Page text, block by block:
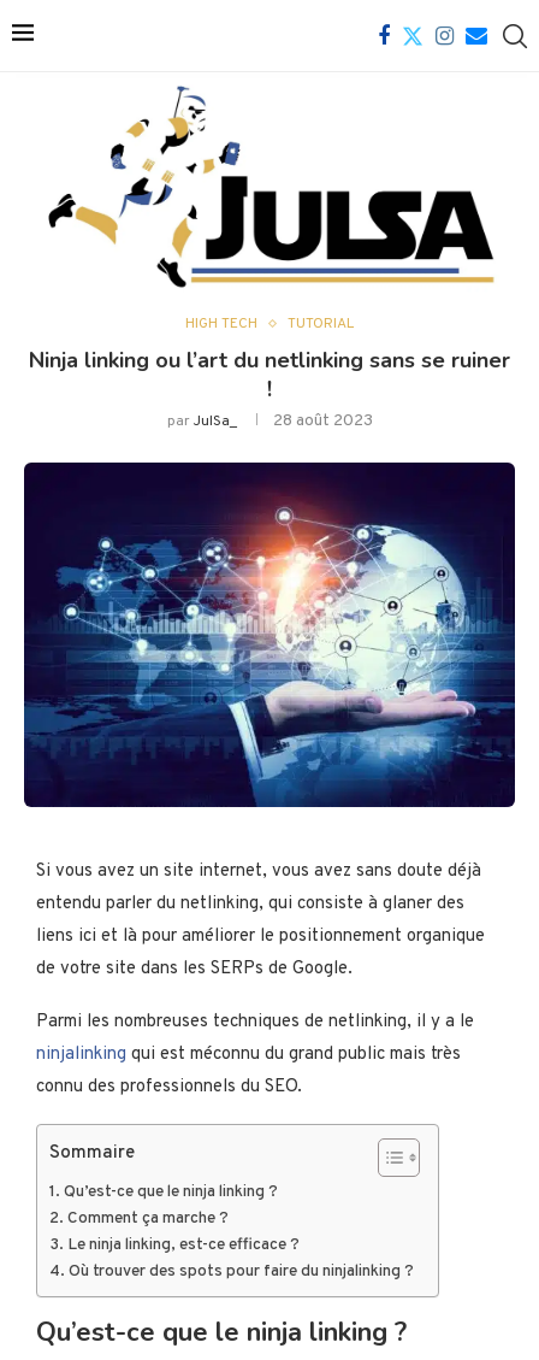
HIGH TECH TUTORIAL
Ninja linking ou l’art du netlinking sans se ruiner
!
parJulSa_ 28 août 2023
Si vous avez un site internet, vous avez sans doute déjà
entendu parler du netlinking, qui consiste à glaner des
liens ici et là pour améliorer le positionnement organique
de votre site dans les SERPs de Google.
Parmi les nombreuses techniques de netlinking, il y a le
ninjalinking qui est méconnu du grand public mais très
connu des professionnels du SEO.
Sommaire
Qu’est-ce que le ninja linking ?
Comment ça marche ?
Le ninja linking, est-ce efficace ?
Où trouver des spots pour faire du ninjalinking ?
Qu’est-ce que le ninja linking ?